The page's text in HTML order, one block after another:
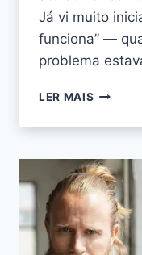
Já vi muito
funciona” —
problema
LER MAIS